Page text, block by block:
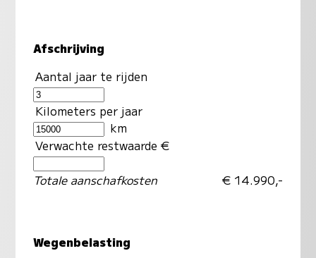
Afschrijving
Aantal jaar te rijden
Kilometers per jaar
km
Verwachte restwaarde €
Totale aanschafkosten € 14.990,-
Wegenbelasting